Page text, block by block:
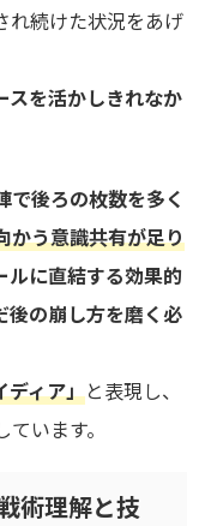
れ続けた状況をあげ
スを活かしきれなか
で後ろの枚数を多く
かう意識共有が足り
ルに直結する効果的
後の崩し方を磨く必
ディア」と表現し、
ています。
術理解と技